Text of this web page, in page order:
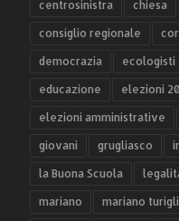
centrosinistra chiesa
consiglio regionale
democrazia ecologisti
educazione elezioni
elezioni amministrative
giovani grugliasco
la Buona Scuola
mariano mariano